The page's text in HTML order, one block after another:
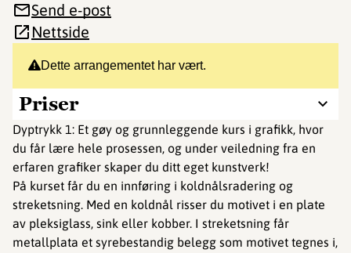
Dette arrangementet har vært.
Priser
Dyptrykk 1: Et gøy og grunnleggende kurs i grafikk, hvor
du får lære hele prosessen, og under veiledning fra en
erfaren grafiker skaper du ditt eget kunstverk!
På kurset får du en innføring i koldnålsradering og
streketsning. Med en koldnål risser du motivet i en plate
av pleksiglass, sink eller kobber. I streketsning får
metallplata et syrebestandig belegg som motivet tegnes i,
Send e-post
Nettside